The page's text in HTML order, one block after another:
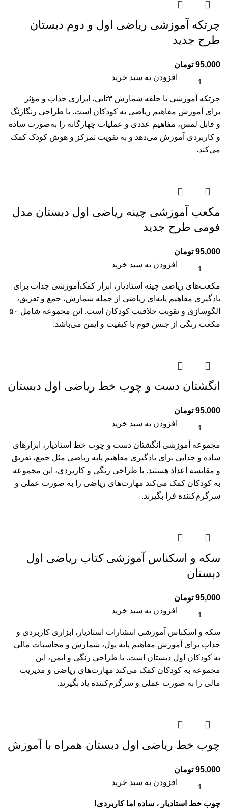
چرتکه آموزشی ریاضی اول و دوم دبستان
طرح جدید
95,000 تومان
افزودن به سبد خرید
چرتکه آموزشی با حلقه شمارش ۳تایی، ابزاری جذاب و مؤثر
برای آموزش مفاهیم ریاضی به کودکان است. با طراحی رنگارنگ
و قابل لمس، مفاهیم عددی و عملیات چهارگانه را به‌صورت ساده
و کاربردی آموزش می‌دهد و به تقویت تمرکز و هوش کودک کمک
می‌کند.
مکعب آموزشی چینه ریاضی اول دبستان مدل
فومی طرح جدید
95,000 تومان
افزودن به سبد خرید
مکعب‌های ریاضی چینه استادیار، ابزار کمک‌آموزشی جذاب برای
یادگیری مفاهیم پایه‌ای ریاضی از جمله شمارش، جمع و تفریق،
الگو‌سازی و تقویت خلاقیت کودکان است. این مجموعه شامل ۵۰
مکعب رنگی از جنس فوم با کیفیت و ایمن می‌باشد.
انگشتان دست و چوب خط ریاضی اول دبستان
95,000 تومان
افزودن به سبد خرید
مجموعه آموزشی انگشتان دست و چوب خط استادیار، ابزارهای
ساده و جذابی برای یادگیری مفاهیم پایه ریاضی مثل جمع، تفریق
و مقایسه اعداد هستند. با طراحی رنگی و کاربردی، این مجموعه
به کودکان کمک می‌کند مهارت‌های ریاضی را به صورت عملی و
سرگرم‌کننده فرا بگیرند.
سکه و اسکناس آموزشی کتاب ریاضی اول
دبستان
95,000 تومان
افزودن به سبد خرید
سکه و اسکناس آموزشی انتشارات استادیار، ابزاری کاربردی و
جذاب برای آموزش مفاهیم پایه پول، شمارش و محاسبات مالی
به کودکان اول دبستان است. با طراحی رنگی و ایمن، این
مجموعه به کودکان کمک می‌کند مهارت‌های ریاضی و مدیریت
مالی را به صورت عملی و سرگرم‌کننده یاد بگیرند.
چوب خط ریاضی اول دبستان همراه با آموزش
95,000 تومان
افزودن به سبد خرید
چوب خط استادیار ، ساده اما کاربردی!